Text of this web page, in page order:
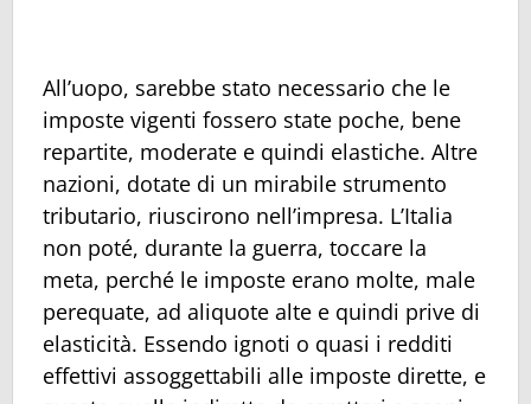
All’uopo, sarebbe stato necessario che le
imposte vigenti fossero state poche, bene
repartite, moderate e quindi elastiche. Altre
nazioni, dotate di un mirabile strumento
tributario, riuscirono nell’impresa. L’Italia
non poté, durante la guerra, toccare la
meta, perché le imposte erano molte, male
perequate, ad aliquote alte e quindi prive di
elasticità. Essendo ignoti o quasi i redditi
effettivi assoggettabili alle imposte dirette, e